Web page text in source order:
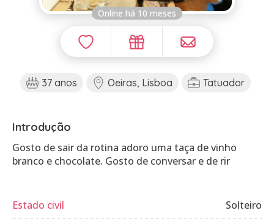
Online há 10 meses
37 anos Oeiras, Lisboa Tatuador
Introdução
Gosto de sair da rotina adoro uma taça de vinho
branco e chocolate. Gosto de conversar e de rir
Estado civil
Solteiro